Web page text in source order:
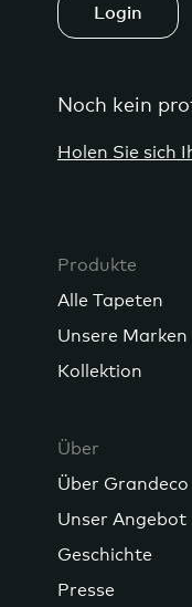
Login
Noch kein
Holen Sie sich
Produkte
Alle Tapeten
Unsere Marken
Kollektion
Über
Über Grandeco
Unser Angebot
Geschichte
Presse